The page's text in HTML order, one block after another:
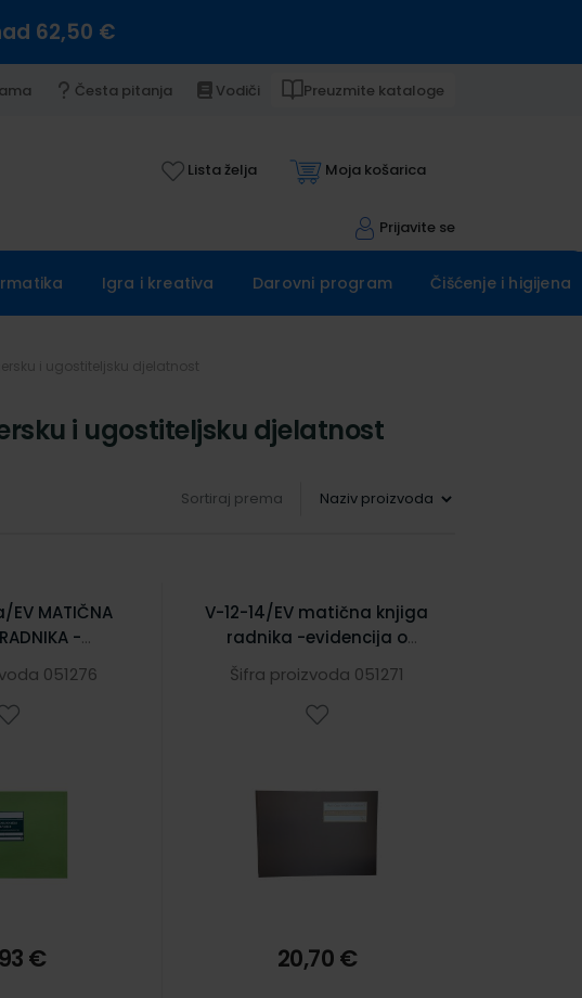
62,50 €
Česta pitanja Vodiči Preuzmite kataloge
Lista želja Moja košarica
Prijavite se
Igra i kreativa Darovni program Čišćenje i higijena
i ugostiteljsku djelatnost
Sortiraj prema
EV MATIČNA
-
ZAPOSLENIM
051276
€
V-12-14/EV matična knjiga
radnika -evidencija o
zaposlenim radnicima
Šifra proizvoda 051271
20,70 €